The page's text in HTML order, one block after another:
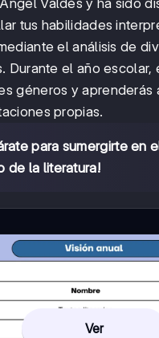
Valdés y ha sido
tus habilidades
el análisis de
Durante el año escolar,
géneros y aprenderás
propias.
para sumergirte en
de la literatura!
Ver